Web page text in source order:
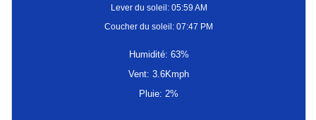
Lever du soleil: 05:59 AM
Coucher du soleil: 07:47 PM
Humidité: 63%
Vent: 3.6Kmph
Pluie: 2%